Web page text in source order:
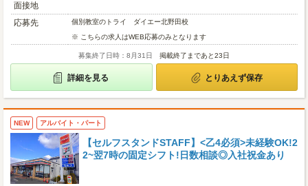
面接地
応募先
個別教室のトライ ダイエー北野田校
※ こちらの求人はWEB応募のみとなります
募集終了日時：8月31日 掲載終了まであと23日
詳細を見る とりあえず保存
NEW アルバイト・パート
【セルフスタンドSTAFF】<乙4必須>未経験OK!2
2~翌7時の固定シフト!日数相談◎入社祝金あり